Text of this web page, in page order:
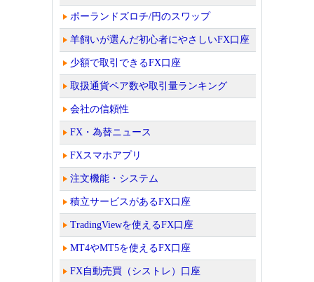
ポーランドズロチ/円のスワップ
羊飼いが選んだ初心者にやさしいFX口座
少額で取引できるFX口座
取扱通貨ペア数や取引量ランキング
会社の信頼性
FX・為替ニュース
FXスマホアプリ
注文機能・システム
積立サービスがあるFX口座
TradingViewを使えるFX口座
MT4やMT5を使えるFX口座
FX自動売買（シストレ）口座